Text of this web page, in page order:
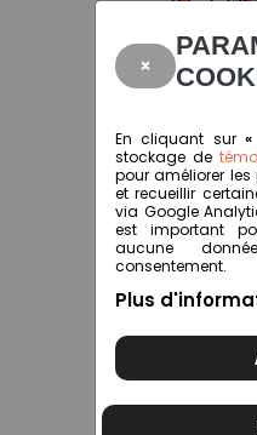
×
En cliquant sur
stockage de
pour améliorer
et recueillir
via Google
est important
aucune
consentement.
Plus